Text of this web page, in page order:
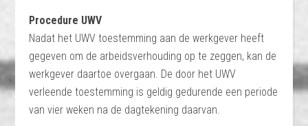
Procedure UWV
Nadat het UWV toestemming aan de werkgever heeft
gegeven om de arbeidsverhouding op te zeggen, kan de
werkgever daartoe overgaan. De door het UWV
verleende toestemming is geldig gedurende een periode
van vier weken na de dagtekening daarvan.